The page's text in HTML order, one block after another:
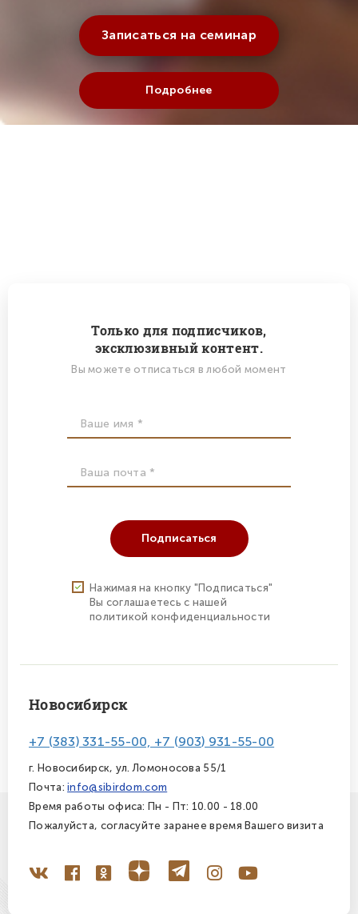
Записаться на семинар
Подробнее
Только для подписчиков,
эксклюзивный контент.
Вы можете отписаться в любой момент
Подписаться
Нажимая на кнопку "Подписаться"
Вы соглашаетесь с нашей
политикой конфиденциальности
Новосибирск
+7 (383) 331-55-00, +7 (903) 931-55-00
г. Новосибирск, ул. Ломоносова 55/1
Почта:info@sibirdom.com
Время работы офиса: Пн - Пт: 10.00 - 18.00
Пожалуйста, согласуйте заранее время Вашего визита